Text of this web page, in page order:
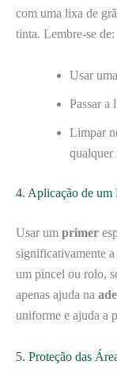
com uma lixa de
tinta. Lembre-se de:
Usar
Passar a
Limpar
qualquer
4. Aplicação de um
Usar um primer
significativamente
um pincel ou rolo,
apenas ajuda na
uniforme e ajuda a
5. Proteção das